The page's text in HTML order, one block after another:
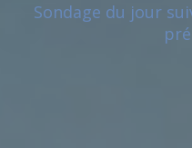
Sondage du jour